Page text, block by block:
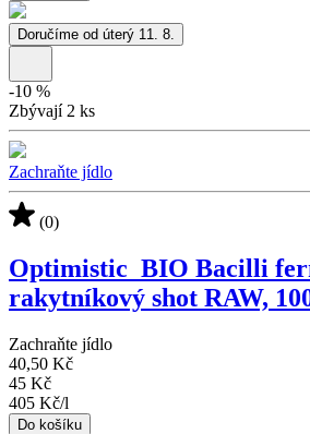
Doručíme od úterý 11. 8.
-10 %
Zbývají 2 ks
Zachraňte jídlo
(0)
Optimistic_BIO Bacilli
rakytníkový shot RAW,
Zachraňte jídlo
40,50 Kč
45 Kč
405 Kč/l
Do košíku